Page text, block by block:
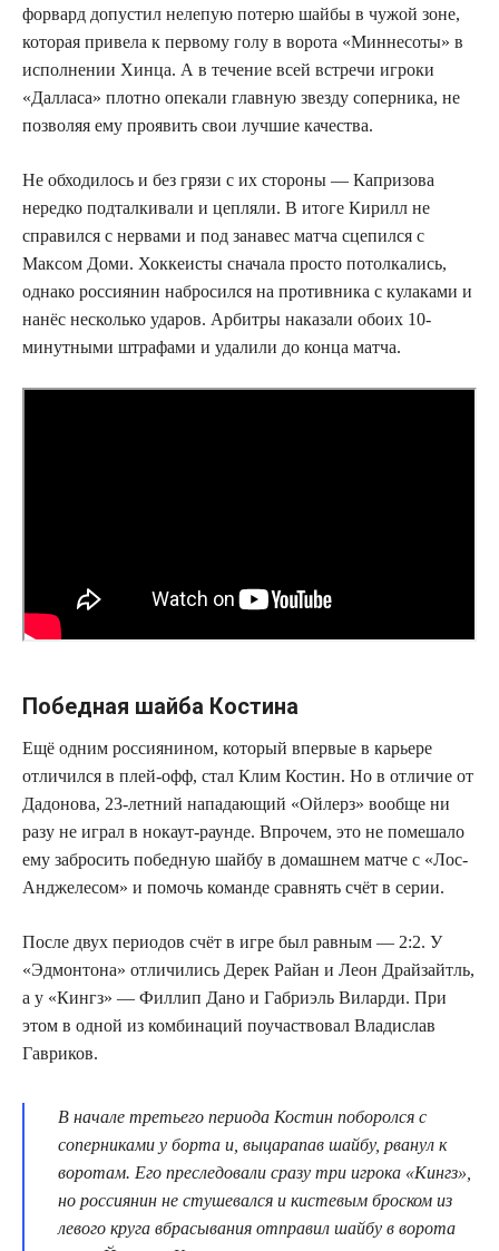
форвард допустил нелепую потерю шайбы в чужой зоне,
которая привела к первому голу в ворота «Миннесоты» в
исполнении Хинца. А в течение всей встречи игроки
«Далласа» плотно опекали главную звезду соперника, не
позволяя ему проявить свои лучшие качества.
Не обходилось и без грязи с их стороны — Капризова
нередко подталкивали и цепляли. В итоге Кирилл не
справился с нервами и под занавес матча сцепился с
Максом Доми. Хоккеисты сначала просто потолкались,
однако россиянин набросился на противника с кулаками и
нанёс несколько ударов. Арбитры наказали обоих 10-
минутными штрафами и удалили до конца матча.
Победная шайба Костина
Ещё одним россиянином, который впервые в карьере
отличился в плей-офф, стал Клим Костин. Но в отличие от
Дадонова, 23-летний нападающий «Ойлерз» вообще ни
разу не играл в нокаут-раунде. Впрочем, это не помешало
ему забросить победную шайбу в домашнем матче с «Лос-
Анджелесом» и помочь команде сравнять счёт в серии.
После двух периодов счёт в игре был равным — 2:2. У
«Эдмонтона» отличились Дерек Райан и Леон Драйзайтль,
а у «Кингз» — Филлип Дано и Габриэль Виларди. При
этом в одной из комбинаций поучаствовал Владислав
Гавриков.
В начале третьего периода Костин поборолся с
соперниками у борта и, выцарапав шайбу, рванул к
воротам. Его преследовали сразу три игрока «Кингз»,
но россиянин не стушевался и кистевым броском из
левого круга вбрасывания отправил шайбу в ворота